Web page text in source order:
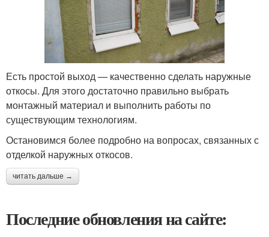
Есть простой выход — качественно сделать наружные
откосы. Для этого достаточно правильно выбрать
монтажный материал и выполнить работы по
существующим технологиям.
Остановимся более подробно на вопросах, связанных с
отделкой наружных откосов.
читать дальше →
Последние обновления на сайте: